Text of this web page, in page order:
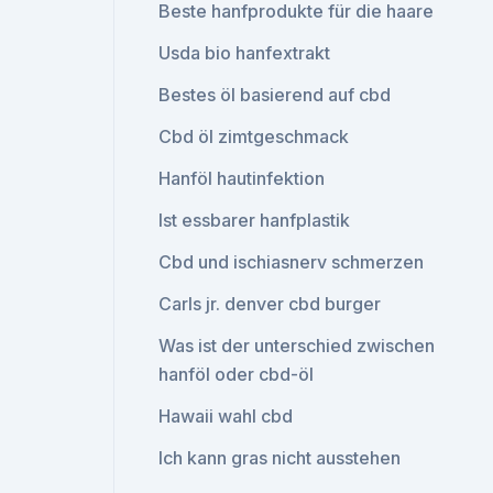
Beste hanfprodukte für die haare
Usda bio hanfextrakt
Bestes öl basierend auf cbd
Cbd öl zimtgeschmack
Hanföl hautinfektion
Ist essbarer hanfplastik
Cbd und ischiasnerv schmerzen
Carls jr. denver cbd burger
Was ist der unterschied zwischen
hanföl oder cbd-öl
Hawaii wahl cbd
Ich kann gras nicht ausstehen